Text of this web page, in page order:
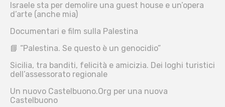
Israele sta per demolire una guest house e un’opera
d’arte (anche mia)
Documentari e film sulla Palestina
📘 “Palestina. Se questo è un genocidio”
Sicilia, tra banditi, felicità e amicizia. Dei loghi turistici
dell’assessorato regionale
Un nuovo Castelbuono.Org per una nuova
Castelbuono